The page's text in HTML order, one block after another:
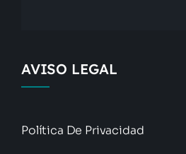
AVISO LEGAL
Política De Privacidad